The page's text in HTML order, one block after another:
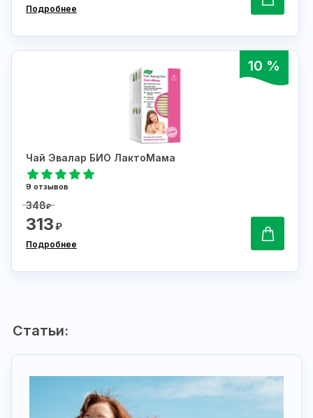
Подробнее
10 %
Чай Эвалар БИО ЛактоМама
9 отзывов
348₽
313₽
Подробнее
Статьи: